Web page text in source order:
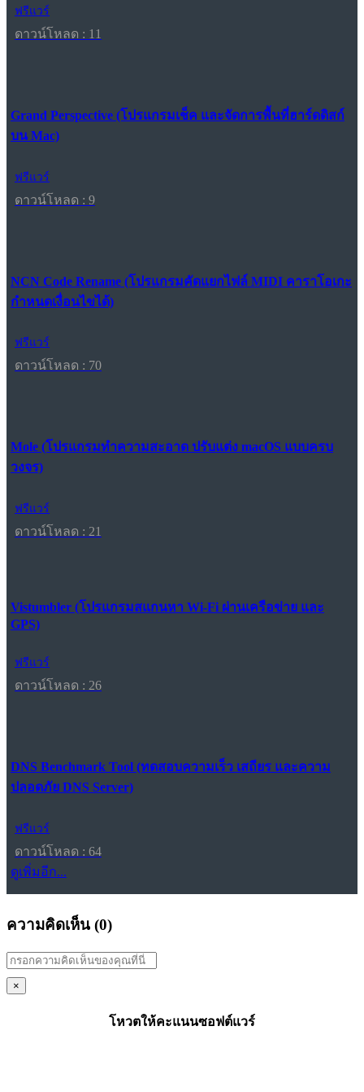
ฟรีแวร์
ดาวน์โหลด : 11
Grand Perspective (โปรแกรมเช็ค และจัดการพื้นที่ฮาร์ดดิสก์
บน Mac)
ฟรีแวร์
ดาวน์โหลด : 9
NCN Code Rename (โปรแกรมคัดแยกไฟล์ MIDI คาราโอเกะ
กำหนดเงื่อนไขได้)
ฟรีแวร์
ดาวน์โหลด : 70
Mole (โปรแกรมทำความสะอาด ปรับแต่ง macOS แบบครบ
วงจร)
ฟรีแวร์
ดาวน์โหลด : 21
Vistumbler (โปรแกรมสแกนหา Wi-Fi ผ่านเครือข่าย และ
GPS)
ฟรีแวร์
ดาวน์โหลด : 26
DNS Benchmark Tool (ทดสอบความเร็ว เสถียร และความ
ปลอดภัย DNS Server)
ฟรีแวร์
ดาวน์โหลด : 64
ดูเพิ่มอีก...
ความคิดเห็น (0)
×
โหวตให้คะแนนซอฟต์แวร์